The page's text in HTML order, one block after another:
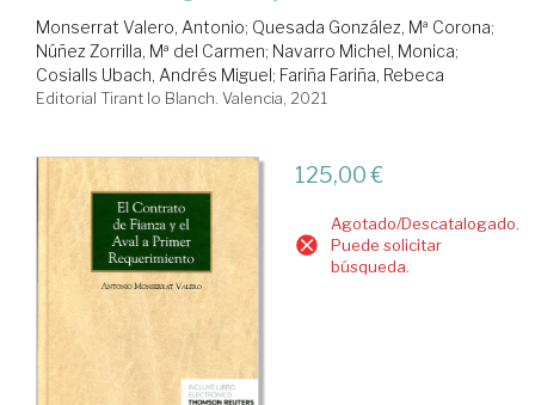
Monserrat Valero, Antonio; Quesada González, Mª Corona;
Núñez Zorrilla, Mª del Carmen; Navarro Michel, Monica;
Cosialls Ubach, Andrés Miguel; Fariña Fariña, Rebeca
Editorial Tirant lo Blanch. Valencia, 2021
125,00 €
Agotado/Descatalogado.
Puede solicitar
búsqueda.